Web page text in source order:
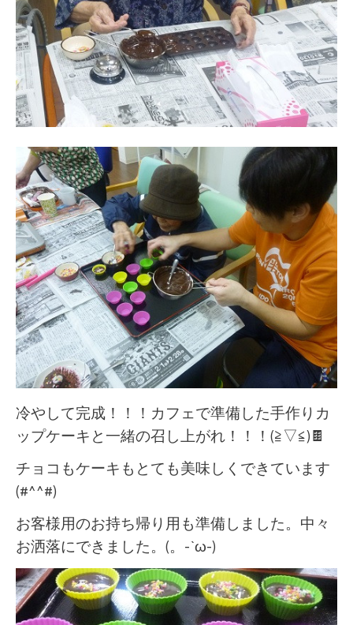
冷やして完成！！！カフェで準備した手作りカ
ップケーキと一緒の召し上がれ！！！(≧▽≦)🍫
チョコもケーキもとても美味しくできています
(#^^#)
お客様用のお持ち帰り用も準備しました。中々
お洒落にできました。(。-`ω-)